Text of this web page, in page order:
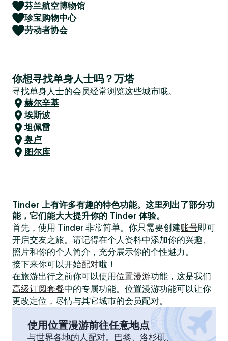
芬兰航空博物馆
珍宝购物中心
劳动者协会
你想寻找单身人士吗？万塔
寻找单身人士的会员经常浏览这些城市哦。
赫尔辛基
埃斯波
坦佩雷
奥卢
图尔库
Tinder 上有许多有趣的特色功能。这里列出了部分功
能，它们能大大提升你的 Tinder 体验。
首先，使用 Tinder 非常简单。你只需要创建账号即可
开启交友之旅。请记得在个人资料中添加你的兴趣、
照片和你的个人简介，充分展示你的个性魅力。
接下来你可以开始配对啦！
在旅游出行之前你可以使用位置漫游功能，这是我们
高级订阅套餐中的专属功能。位置漫游功能可以让你
更改定位，尽情与其它城市的会员配对。
使用位置漫游前往任意地点
与世界各地的人配对。巴黎、洛杉矶、